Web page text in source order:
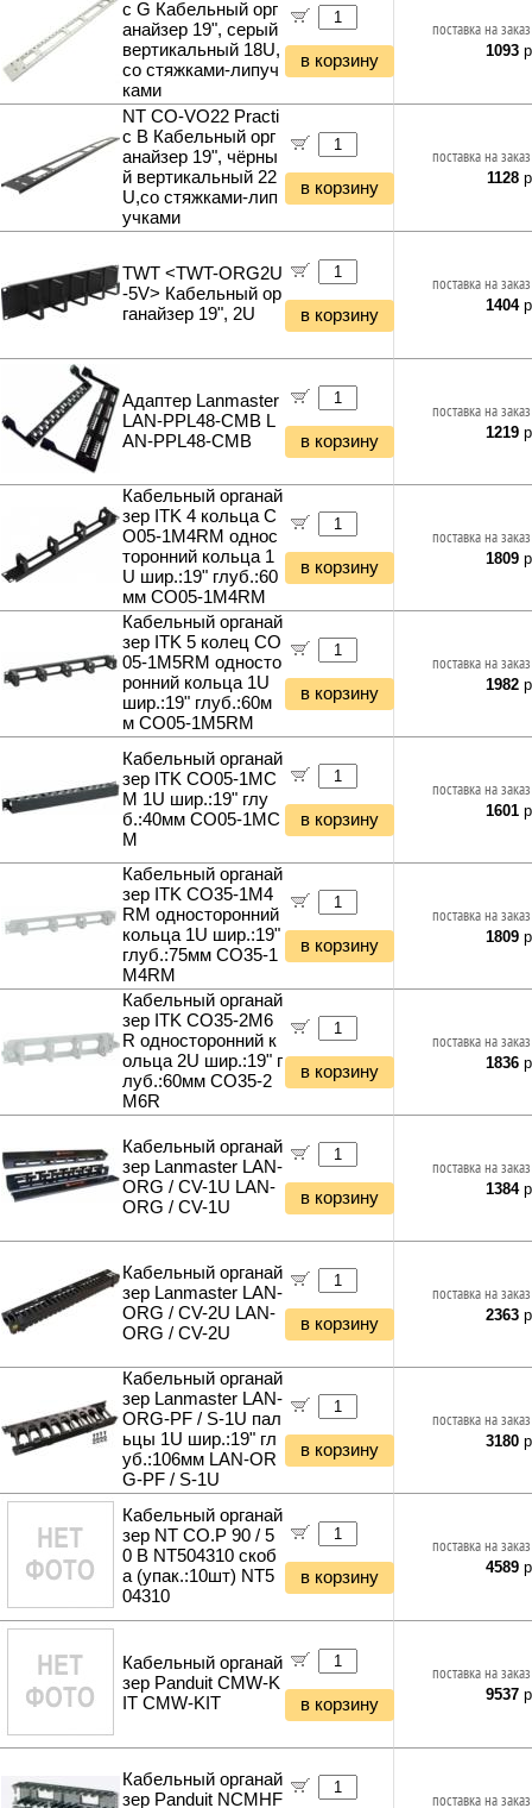
c G Кабельный орг
анайзер 19", серый
вертикальный 18U,
со стяжками-липуч
ками
в корзину
поставка на
1093
NT CO-VO22 Practi
c B Кабельный орг
анайзер 19", чёрны
й вертикальный 22
U,со стяжками-лип
учками
в корзину
поставка на
1128
TWT <TWT-ORG2U
-5V> Кабельный ор
ганайзер 19", 2U
в корзину
поставка на
1404
Адаптер Lanmaster
LAN-PPL48-CMB L
AN-PPL48-CMB
в корзину
поставка на
1219
Кабельный органай
зер ITK 4 кольца C
O05-1M4RM однос
торонний кольца 1
U шир.:19" глуб.:60
мм CO05-1M4RM
в корзину
поставка на
1809
Кабельный органай
зер ITK 5 колец CO
05-1M5RM односто
ронний кольца 1U
шир.:19" глуб.:60м
м CO05-1M5RM
в корзину
поставка на
1982
Кабельный органай
зер ITK CO05-1MC
M 1U шир.:19" глу
б.:40мм CO05-1MC
M
в корзину
поставка на
1601
Кабельный органай
зер ITK CO35-1M4
RM односторонний
кольца 1U шир.:19"
глуб.:75мм CO35-1
M4RM
в корзину
поставка на
1809
Кабельный органай
зер ITK CO35-2M6
R односторонний к
ольца 2U шир.:19" г
луб.:60мм CO35-2
M6R
в корзину
поставка на
1836
Кабельный органай
зер Lanmaster LAN-
ORG / CV-1U LAN-
ORG / CV-1U
в корзину
поставка на
1384
Кабельный органай
зер Lanmaster LAN-
ORG / CV-2U LAN-
ORG / CV-2U
в корзину
поставка на
2363
Кабельный органай
зер Lanmaster LAN-
ORG-PF / S-1U пал
ьцы 1U шир.:19" гл
уб.:106мм LAN-OR
G-PF / S-1U
в корзину
поставка на
3180
Кабельный органай
зер NT CO.Р 90 / 5
0 В NT504310 скоб
а (упак.:10шт) NT5
04310
в корзину
поставка на
4589
Кабельный органай
зер Panduit CMW-K
IT CMW-KIT
в корзину
поставка на
9537
Кабельный органай
зер Panduit NCMHF
поставка на